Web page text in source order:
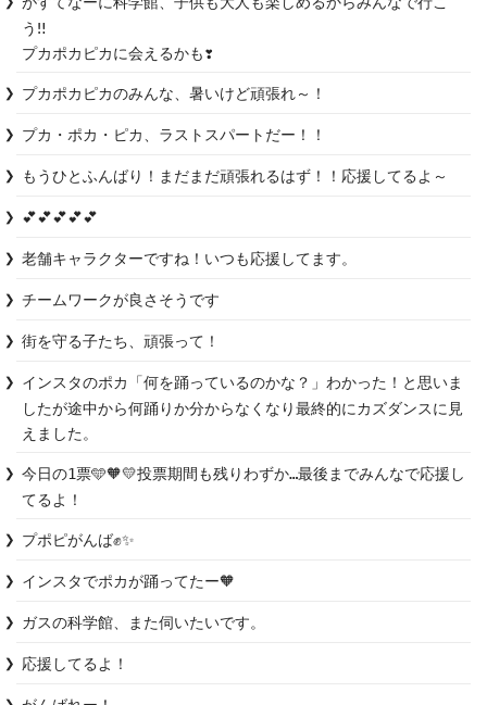
う‼️
プカポカピカに会えるかも❣️
プカポカピカのみんな、暑いけど頑張れ～！
プカ・ポカ・ピカ、ラストスパートだー！！
もうひとふんばり！まだまだ頑張れるはず！！応援してるよ～
💕💕💕💕💕
老舗キャラクターですね！いつも応援してます。
チームワークが良さそうです
街を守る子たち、頑張って！
インスタのポカ「何を踊っているのかな？」わかった！と思いま
したが途中から何踊りか分からなくなり最終的にカズダンスに見
えました。
今日の1票🩵🧡💛投票期間も残りわずか…最後までみんなで応援し
てるよ！
プポピがんば✊✨
インスタでポカが踊ってたー🧡
ガスの科学館、また伺いたいです。
応援してるよ！